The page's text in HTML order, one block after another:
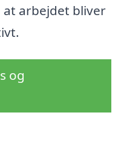
arbejdet bliver
og